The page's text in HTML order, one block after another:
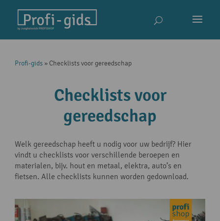
Profi-gids » Checklists voor gereedschap
Checklists voor
gereedschap
Welk gereedschap heeft u nodig voor uw bedrijf? Hier
vindt u checklists voor verschillende beroepen en
materialen, bijv. hout en metaal, elektra, auto’s en
fietsen. Alle checklists kunnen worden gedownload.